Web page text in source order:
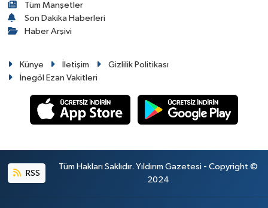
Tüm Manşetler
Son Dakika Haberleri
Haber Arşivi
Künye İletişim
Gizlilik Politikası
İnegöl Ezan Vakitleri
RSS
Tüm Hakları Saklıdır. Yıldırım Gazetesi - Copyright ©
2024